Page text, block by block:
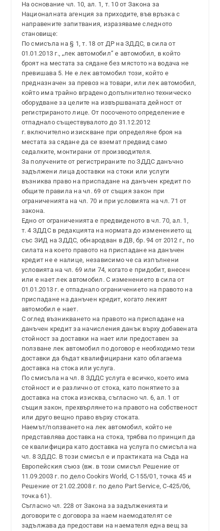
На основание чл. 10, ал. 1, т. 10 от Закона за
Националната агенция за приходите, във връзка с
направените запитвания, изразяваме следното
становище:
По смисъла на § 1, т. 18 от ДР на ЗДДС, в сила от
01.01.2013 г., „лек автомобил” е автомобил, в който
броят на местата за сядане без мястото на водача не
превишава 5. Не е лек автомобил този, който е
предназначен за превоз на товари, или лек автомобил,
който има трайно вградено допълнително техническо
оборудване за целите на извършваната дейност от
регистрираното лице. От посоченото определение е
отпаднало съществувалото до 31.12.2012
г. включително изискване при определяне броя на
местата за сядане да се вземат предвид само
седалките, монтирани от производителя.
За получените от регистрираните по ЗДДС данъчно
задължени лица доставки на стоки или услуги
възниква право на приспадане на данъчен кредит по
общите правила на чл. 69 от същия закон при
ограниченията на чл. 70 и при условията на чл. 71 от
закона.
Едно от ограниченията е предвиденото в чл. 70, ал. 1,
т. 4 ЗДДС в редакцията на нормата до изменението щ
със ЗИД на ЗДДС, обнародван в ДВ, бр. 94 от 2012 г., по
силата на което правото на приспадане на данъчен
кредит не е налице, независимо че са изпълнени
условията на чл. 69 или 74, когато е придобит, внесен
или е нает лек автомобил. С изменението в сила от
01.01.2013 г. е отпаднало ограничението на правото на
приспадане на данъчен кредит, когато лекият
автомобил е нает.
С оглед възникването на правото на приспадане на
данъчен кредит за начисления данък върху добавената
стойност за доставки на нает или предоставен за
ползване лек автомобил по договор е необходимо тези
доставки да бъдат квалифицирани като облагаема
доставка на стока или услуга.
По смисъла на чл. 8 ЗДДС услуга е всичко, което има
стойност и е различно от стока, като понятието за
доставка на стока изисква, съгласно чл. 6, ал. 1 от
същия закон, прехвърлянето на правото на собственост
или друго вещно право върху стоката.
Наемът/ползването на лек автомобил, който не
представлява доставка на стока, трябва по принцип да
се квалифицира като доставка на услуга по смисъла на
чл. 8 ЗДДС. В този смисъл е и практиката на Съда на
Европейския съюз (вж. в този смисъл Решение от
11.09.2003 г. по дело Cookirs World, С-155/01, точка 45 и
Решение от 21.02.2008 г. по дело Part Service, С-425/06,
точка 61).
Съгласно чл. 228 от Закона за задълженията и
договорите с договора за наем наемодателят се
задължава да предостави на наемателя една вещ за